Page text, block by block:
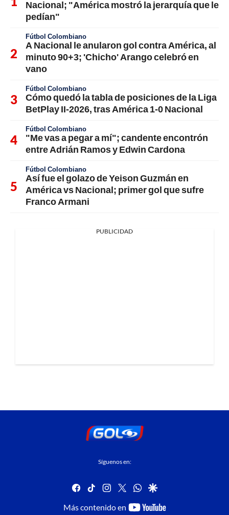
Nacional; "América mostró la jerarquía que le
pedían"
Fútbol Colombiano
A Nacional le anularon gol contra América, al
minuto 90+3; 'Chicho' Arango celebró en
vano
Fútbol Colombiano
Cómo quedó la tabla de posiciones de la Liga
BetPlay II-2026, tras América 1-0 Nacional
Fútbol Colombiano
"Me vas a pegar a mí"; candente encontrón
entre Adrián Ramos y Edwin Cardona
Fútbol Colombiano
Así fue el golazo de Yeison Guzmán en
América vs Nacional; primer gol que sufre
Franco Armani
PUBLICIDAD
Síguenos en:
facebook
tiktok instagram
twitterwhatsapp
google
Más contenido en
youtube-